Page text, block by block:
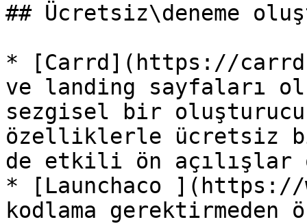
## Ücretsiz\deneme
* [Carrd](https://
ve landing sayfaları
sezgisel bir
özelliklerle ücretsiz
de etkili ön açılışlar
* [Launchaco ](https://
kodlama gerektirmeden